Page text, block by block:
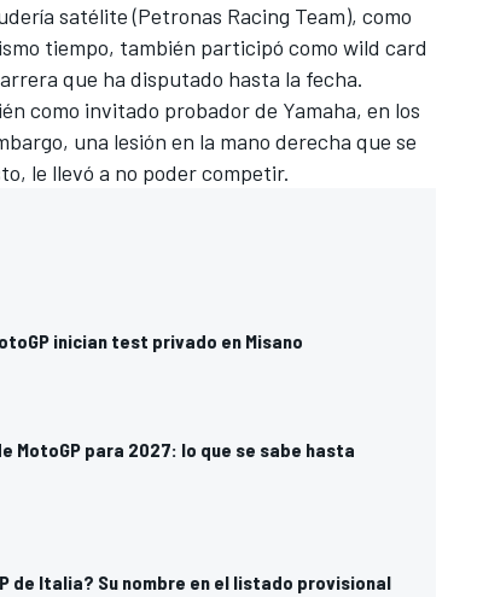
satélite (Petronas Racing Team), como
tiempo, también participó como wild card
que ha disputado hasta la fecha.
como invitado probador de Yamaha, en los
una lesión en la mano derecha que se
le llevó a no poder competir.
inician test privado en Misano
MotoGP para 2027: lo que se sabe hasta
de Italia? Su nombre en el listado provisional